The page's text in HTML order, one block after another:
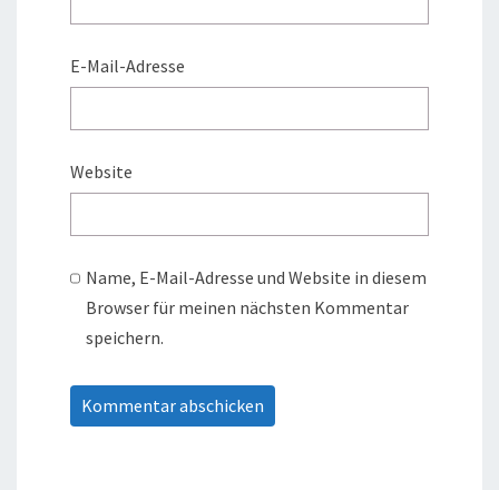
E-Mail-Adresse
Website
Name, E-Mail-Adresse und Website in diesem
Browser für meinen nächsten Kommentar
speichern.